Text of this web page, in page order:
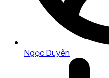
Ngọc Duyên